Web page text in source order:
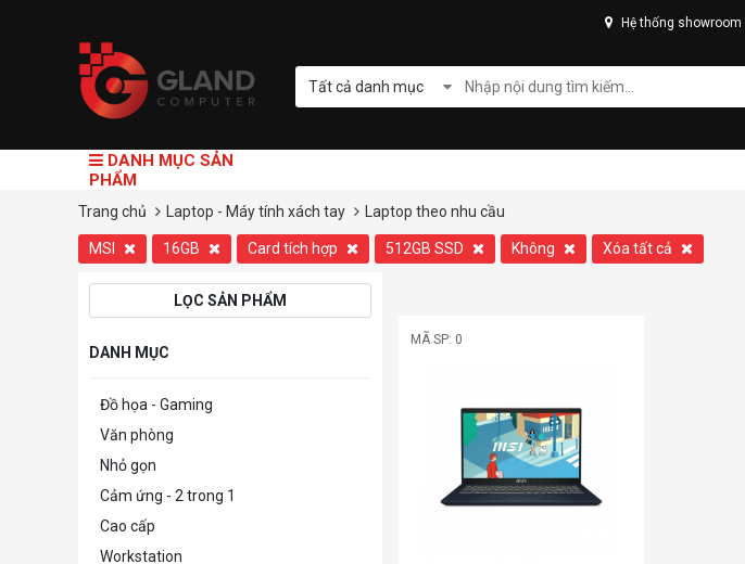
Hệ thống showroom
Tất cả danh mục
DANH MỤC SẢN
PHẨM
Trang chủ Laptop - Máy tính xách tay Laptop theo nhu cầu
MSI 16GB Card tích hợp 512GB SSD Không Xóa tất cả
LỌC SẢN PHẨM
DANH MỤC
Đồ họa - Gaming
Văn phòng
Nhỏ gọn
Cảm ứng - 2 trong 1
Cao cấp
Workstation
MÃ SP: 0